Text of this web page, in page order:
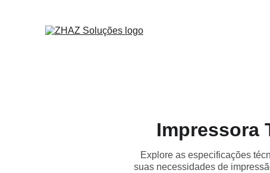
Impressora
Explore as especificações
suas necessidades de